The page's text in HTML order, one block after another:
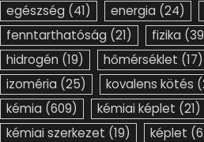
egészség (41) energia (24)
fenntarthatóság (21) fizika
hidrogén (19) hőmérséklet (17)
izoméria (25) kovalens kötés
kémia (609) kémiai képlet (21)
kémiai szerkezet (19) képlet